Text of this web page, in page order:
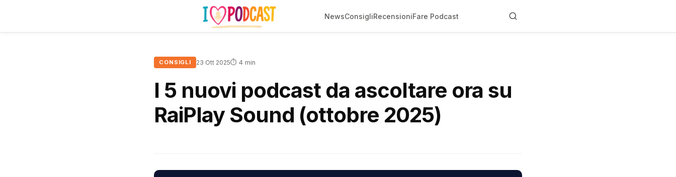
NewsConsigliRecensioniFare Podcast
CONSIGLI 23 Ott 2025⏱ 4 min
I 5 nuovi podcast da ascoltare ora su
RaiPlay Sound (ottobre 2025)